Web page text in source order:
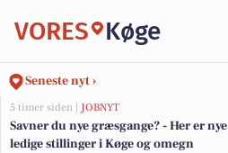
VORES Køge
Seneste nyt ›
5 timer siden | JOBNYT
Savner du nye græsgange? - Her er nye
ledige stillinger i Køge og omegn